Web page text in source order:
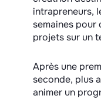
intrapreneurs,
semaines pour
projets sur un
Après une
seconde, plus
animer un